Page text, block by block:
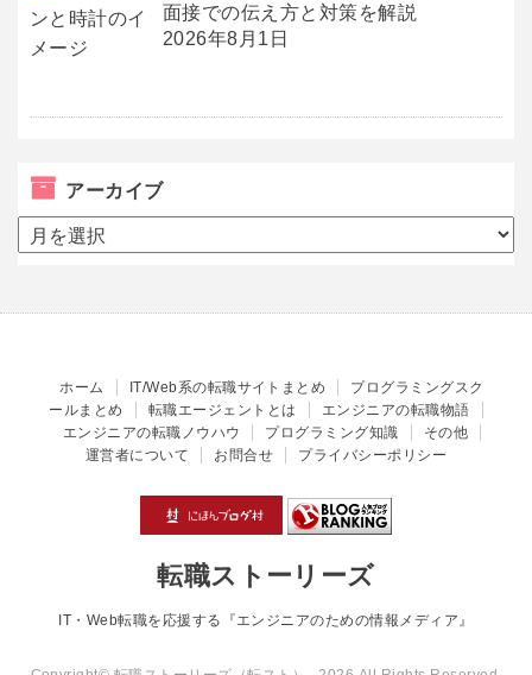
面接での伝え方と対策を解説
2026年8月1日
アーカイブ
ア
ー
ホーム IT/Web系の転職サイトまとめ
プログラミングスク
ールまとめ
転職エージェントとは
エンジニアの転職物語
エンジニアの転職ノウハウ
プログラミング知識
その他
運営者について
お問合せ プライバシーポリシー
転職ストーリーズ
IT・Web転職を応援する『エンジニアのための情報メディア』